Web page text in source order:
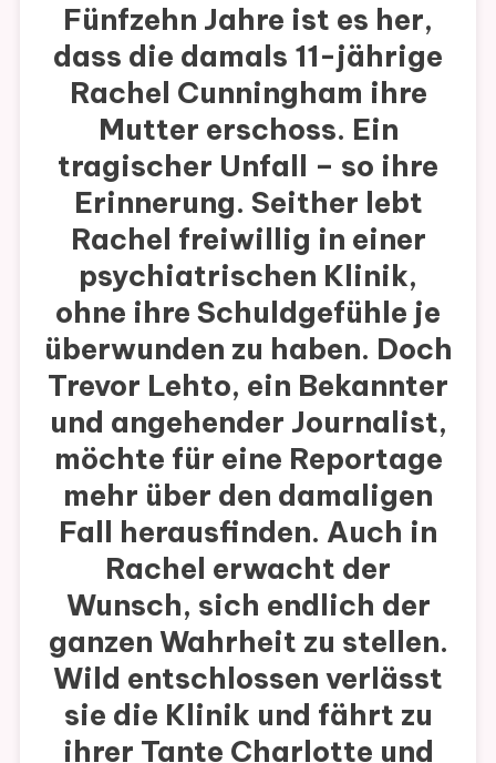
Fünfzehn Jahre ist es her,
dass die damals 11-jährige
Rachel Cunningham ihre
Mutter erschoss. Ein
tragischer Unfall – so ihre
Erinnerung. Seither lebt
Rachel freiwillig in einer
psychiatrischen Klinik,
ohne ihre Schuldgefühle je
überwunden zu haben. Doch
Trevor Lehto, ein Bekannter
und angehender Journalist,
möchte für eine Reportage
mehr über den damaligen
Fall herausfinden. Auch in
Rachel erwacht der
Wunsch, sich endlich der
ganzen Wahrheit zu stellen.
Wild entschlossen verlässt
sie die Klinik und fährt zu
ihrer Tante Charlotte und